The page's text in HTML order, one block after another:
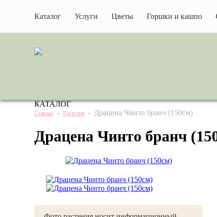
Каталог Услуги Цветы Горшки и кашпо
КАТАЛОГ
Главная - Растения - Драцена Чинто бранч (150см)
Драцена Чинто бранч